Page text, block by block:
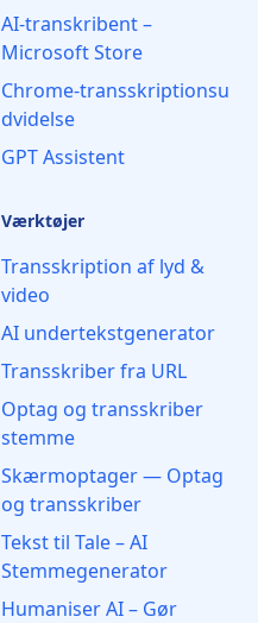
AI‑transkribent –
Microsoft Store
Chrome‑transskriptionsu
dvidelse
GPT Assistent
Værktøjer
Transskription af lyd &
video
AI undertekstgenerator
Transskriber fra URL
Optag og transskriber
stemme
Skærmoptager — Optag
og transskriber
Tekst til Tale – AI
Stemmegenerator
Humaniser AI – Gør